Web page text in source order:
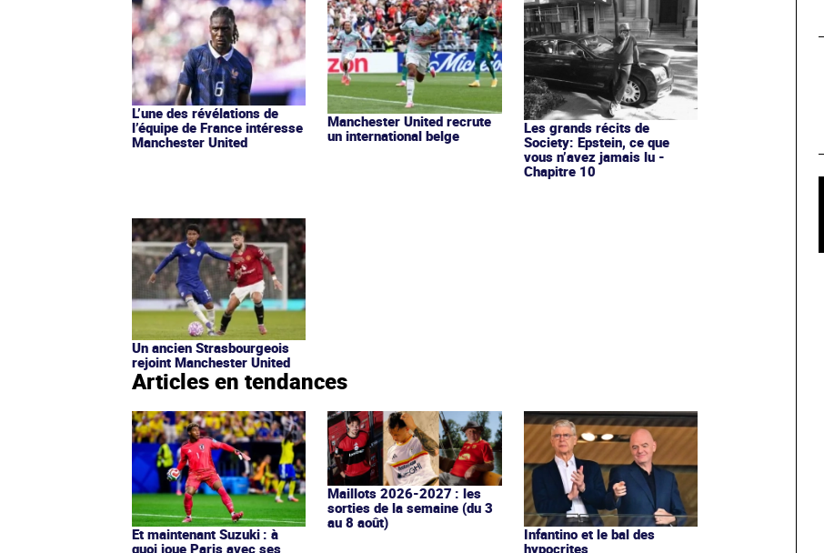
L’une des révélations de
l’équipe de France intéresse
Manchester United
Manchester United recrute
un international belge
Les grands récits de
Society: Epstein, ce que
vous n’avez jamais lu -
Chapitre 10
Un ancien Strasbourgeois
rejoint Manchester United
Articles en tendances
Et maintenant Suzuki : à
quoi joue Paris avec ses
Maillots 2026-2027 : les
sorties de la semaine (du 3
au 8 août)
Infantino et le bal des
hypocrites